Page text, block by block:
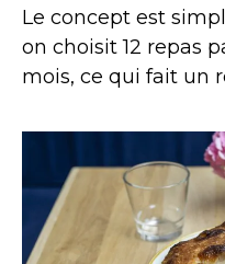
Le concept est
on choisit 12 repas
mois, ce qui fait un